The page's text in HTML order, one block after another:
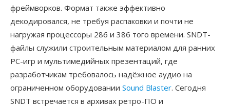
фреймворков. Формат также эффективно
декодировался, не требуя распаковки и почти не
нагружая процессоры 286 и 386 того времени. SNDT-
файлы служили строительным материалом для ранних
PC-игр и мультимедийных презентаций, где
разработчикам требовалось надёжное аудио на
ограниченном оборудовании Sound Blaster. Сегодня
SNDT встречается в архивах ретро-ПО и